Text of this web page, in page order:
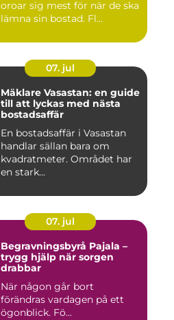
oroar sig mest för när de ska
lämna sin bostad. Fl...
07. jul
Mäklare Vasastan: en guide
till att lyckas med nästa
bostadsaffär
En bostadsaffär i Vasastan
handlar sällan bara om
kvadratmeter. Området har
en stark...
07. jul
Begravningsbyrå Pajala –
trygg hjälp när sorgen
drabbar
När någon går bort
förändras vardagen på ett
ögonblick. Fö...